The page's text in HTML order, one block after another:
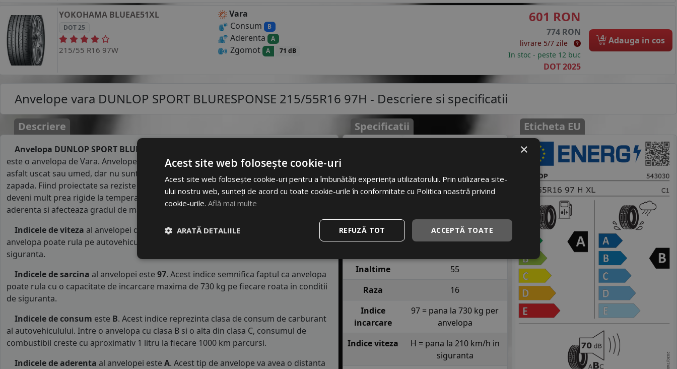
YOKOHAMA BLUEAE51XL
DOT 25
215/55 R16 97W
Vara
Consum
B
Aderenta A
Zgomot A 71 dB
601 RON
774 RON
livrare 5/7 zile
In stoc - peste 12 buc
DOT 2025
4 Adauga in cos
Anvelope vara DUNLOP SPORT BLURESPONSE 215/55R16 97H - Descriere si specificatii
Descriere
Anvelopa DUNLOP SPORT BLURESPONSE 215/55R16 97H
este o anvelopa de Vara. Anvelopele de vara au un comportament foarte bun pe
asfalt uscat sau umed, dar nu sunt recomandate pe carosabil acoperit de gheata sau
zapada. Fiind proiectate sa reziste la temperaturile ridicate din perioada verii, vor
deveni mult prea rigide la temperaturi mai mici de 7°C. Rigiditatea anvelopelor scade
aderenta si afecteaza gradul de manevrabilitate al masinii..
Indicele de viteza al anvelopei de varaDUNLOP esteH. Acest indice confirma ca
anvelopa poate rula pe autovehicule o viteza maxima de 210 km/h in conditii de
siguranta.
Indicele de sarcina al anvelopei este 97. Acest indice semnifica faptul ca anvelopa
poate rula cu o capacitate de incarcare maxima de 730 kg pe fiecare roata in conditii
de siguranta.
Indicele de consum este B. Acest indice reprezinta clasa de consum de carburant
al autovehiculului. Intre o anvelopa cu clasa B si o alta din clasa C, consumul de
combustibil creste cu aproximativ 1 litru la fiecare 1000 km parcursi.
Indicele de aderenta al anvelopei este A. Acest tip de anvelope va avea o distanta
Specificatii
EAN
5452000703729
Profil
SPORT BLURESPONSE
Inaltime
55
Raza
16
Indice
incarcare
97 = pana la 730 kg per
anvelopa
Indice viteza
H = pana la 210 km/h in
siguranta
Eticheta EU
×
Acest site web folosește cookie-uri
Acest site web folosește cookie-uri pentru a îmbunătăți experiența utilizatorului. Prin utilizarea site-
ului nostru web, sunteți de acord cu toate cookie-urile în conformitate cu Politica noastră privind
cookie-urile. Află mai multe
ACCEPTĂ TOATE
REFUZĂ TOT
ARATĂ DETALIILE